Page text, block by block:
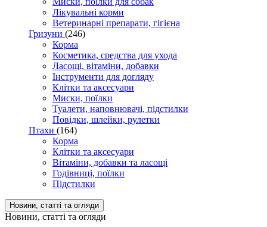
Лікувальні корми
Ветеринарні препарати, гігієна
Гризуни (246)
Корма
Косметика, средства для ухода
Ласощі, вітаміни, добавки
Інструменти для догляду
Клітки та аксесуари
Миски, поїлки
Туалети, наповнювачі, підстилки
Повідки, шлейки, рулетки
Птахи (164)
Корма
Клітки та аксесуари
Вітаміни, добавки та ласощі
Годівниці, поїлки
Підстилки
Новини, статті та огляди
Новини, статті та огляди